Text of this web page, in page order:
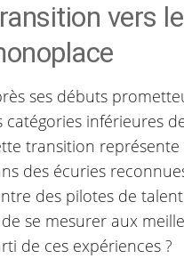
vers
ses débuts
catégories inférieures
transition
des écuries
des pilotes de
se mesurer aux
de ces expériences ?